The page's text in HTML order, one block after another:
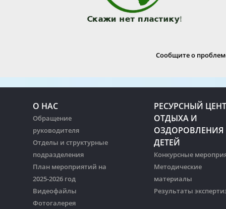
Сообщите о
О НАС
Обращение
руководителя
Отделы и структурные
подразделения
План мероприятий на
2025-2026 год
Видеофайлы
Фотогалерея
РЕСУРСНЫЙ
ОТДЫХА И
ОЗДОРОВЛЕНИЯ
ДЕТЕЙ
Конкурсные
Методические
материалы
Результаты